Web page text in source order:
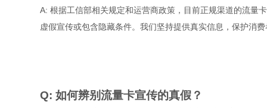
A: 根据工信部相关规定和运营商政策，目前正规渠道的流量
虚假宣传或包含隐藏条件。我们坚持提供真实信息，保护消
Q: 如何辨别流量卡宣传的真假？